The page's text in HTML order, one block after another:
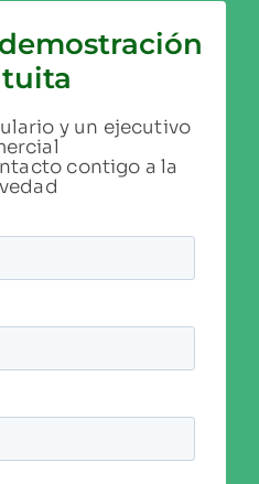
y un ejecutivo
contigo a la